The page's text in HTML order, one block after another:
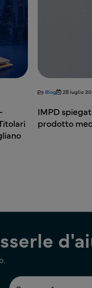
Blog 28 luglio
IMPD
prodotto